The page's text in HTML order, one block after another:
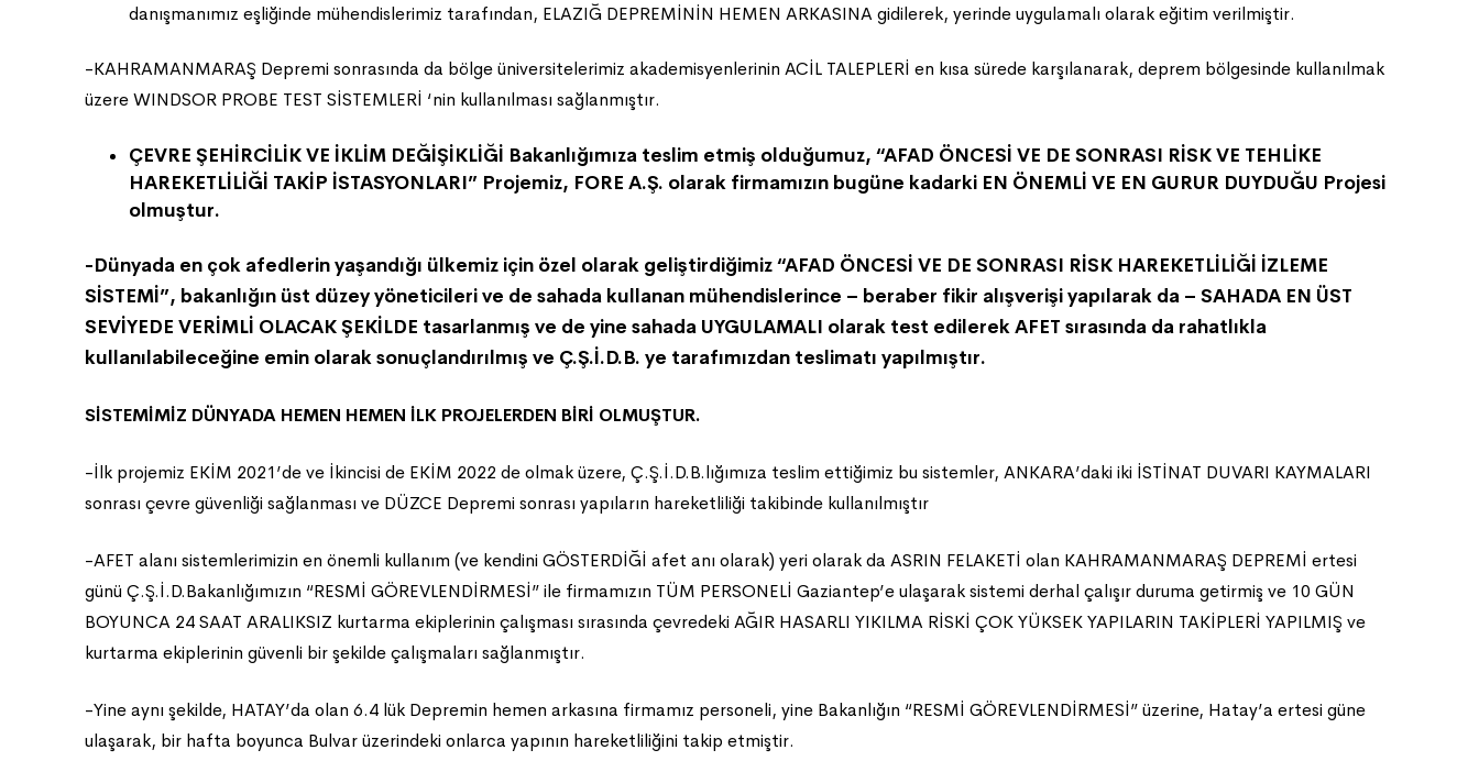
danışmanımız eşliğinde mühendislerimiz tarafından, ELAZIĞ DEPREMİNİN HEMEN ARKASINA gidilerek, yerinde uygulamalı olarak eğitim verilmiştir.
-KAHRAMANMARAŞ Depremi sonrasında da bölge üniversitelerimiz akademisyenlerinin ACİL TALEPLERİ en kısa sürede karşılanarak, deprem bölgesinde kullanılmak
üzere WINDSOR PROBE TEST SİSTEMLERİ ‘nin kullanılması sağlanmıştır.
ÇEVRE ŞEHİRCİLİK VE İKLİM DEĞİŞİKLİĞİ Bakanlığımıza teslim etmiş olduğumuz, “AFAD ÖNCESİ VE DE SONRASI RİSK VE TEHLİKE
HAREKETLİLİĞİ TAKİP İSTASYONLARI” Projemiz, FORE A.Ş. olarak firmamızın bugüne kadarki EN ÖNEMLİ VE EN GURUR DUYDUĞU Projesi
olmuştur.
-Dünyada en çok afedlerin yaşandığı ülkemiz için özel olarak geliştirdiğimiz “AFAD ÖNCESİ VE DE SONRASI RİSK HAREKETLİLİĞİ İZLEME
SİSTEMİ”, bakanlığın üst düzey yöneticileri ve de sahada kullanan mühendislerince – beraber fikir alışverişi yapılarak da – SAHADA EN ÜST
SEVİYEDE VERİMLİ OLACAK ŞEKİLDE tasarlanmış ve de yine sahada UYGULAMALI olarak test edilerek AFET sırasında da rahatlıkla
kullanılabileceğine emin olarak sonuçlandırılmış ve Ç.Ş.İ.D.B. ye tarafımızdan teslimatı yapılmıştır.
SİSTEMİMİZ DÜNYADA HEMEN HEMEN İLK PROJELERDEN BİRİ OLMUŞTUR.
-İlk projemiz EKİM 2021’de ve İkincisi de EKİM 2022 de olmak üzere, Ç.Ş.İ.D.B.lığımıza teslim ettiğimiz bu sistemler, ANKARA’daki iki İSTİNAT DUVARI KAYMALARI
sonrası çevre güvenliği sağlanması ve DÜZCE Depremi sonrası yapıların hareketliliği takibinde kullanılmıştır
-AFET alanı sistemlerimizin en önemli kullanım (ve kendini GÖSTERDİĞİ afet anı olarak) yeri olarak da ASRIN FELAKETİ olan KAHRAMANMARAŞ DEPREMİ ertesi
günü Ç.Ş.İ.D.Bakanlığımızın “RESMİ GÖREVLENDİRMESİ” ile firmamızın TÜM PERSONELİ Gaziantep’e ulaşarak sistemi derhal çalışır duruma getirmiş ve 10 GÜN
BOYUNCA 24 SAAT ARALIKSIZ kurtarma ekiplerinin çalışması sırasında çevredeki AĞIR HASARLI YIKILMA RİSKİ ÇOK YÜKSEK YAPILARIN TAKİPLERİ YAPILMIŞ ve
kurtarma ekiplerinin güvenli bir şekilde çalışmaları sağlanmıştır.
-Yine aynı şekilde, HATAY’da olan 6.4 lük Depremin hemen arkasına firmamız personeli, yine Bakanlığın “RESMİ GÖREVLENDİRMESİ” üzerine, Hatay’a ertesi güne
ulaşarak, bir hafta boyunca Bulvar üzerindeki onlarca yapının hareketliliğini takip etmiştir.